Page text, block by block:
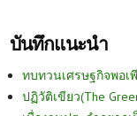
บันทึกแนะนำ
ทบทวนเศรษฐกิจพอเ
ปฏิวัติเขียว(The